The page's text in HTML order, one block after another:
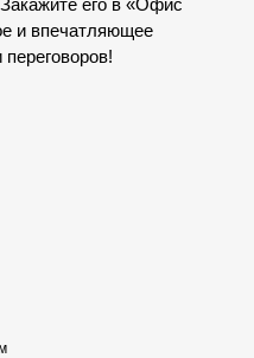
его в «Офис
и впечатляющее